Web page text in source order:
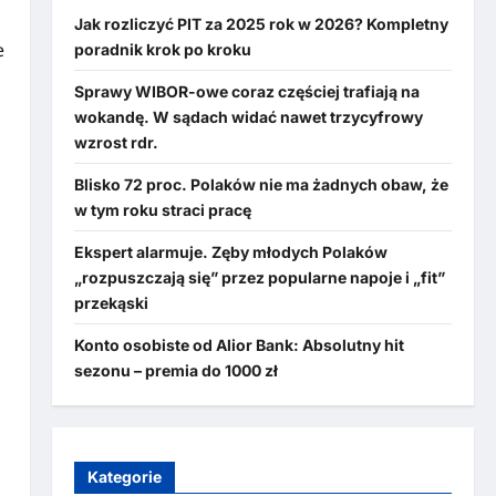
Jak rozliczyć PIT za 2025 rok w 2026? Kompletny
poradnik krok po kroku
Sprawy WIBOR-owe coraz częściej trafiają na
wokandę. W sądach widać nawet trzycyfrowy
wzrost rdr.
Blisko 72 proc. Polaków nie ma żadnych obaw, że
w tym roku straci pracę
Ekspert alarmuje. Zęby młodych Polaków
„rozpuszczają się” przez popularne napoje i „fit”
przekąski
Konto osobiste od Alior Bank: Absolutny hit
sezonu – premia do 1000 zł
Kategorie